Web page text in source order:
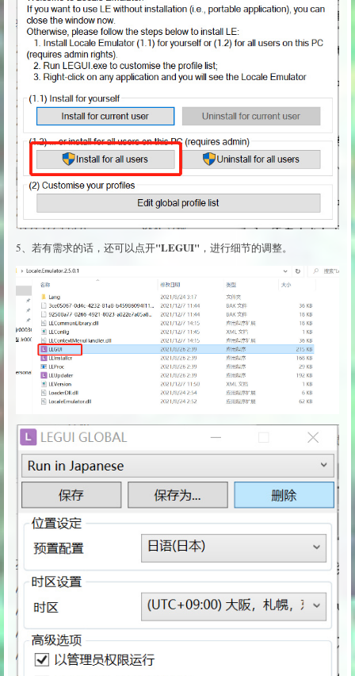
5、若有需求的话，还可以点开"LEGUI" ，进行细节的调整。